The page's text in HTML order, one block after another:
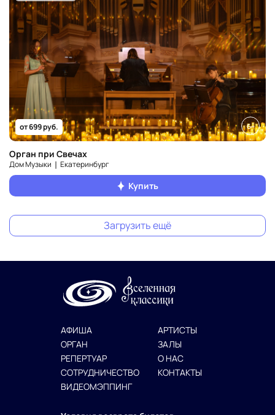
от 699 руб. 6+
Орган при Свечах
Дом Музыки ❘ Екатеринбург
Купить
Загрузить ещё
АФИША
ОРГАН
РЕПЕРТУАР
СОТРУДНИЧЕСТВО
ВИДЕОМЭППИНГ
АРТИСТЫ
ЗАЛЫ
О НАС
КОНТАКТЫ